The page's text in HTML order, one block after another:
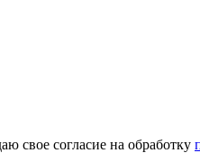
свое согласие на обработку